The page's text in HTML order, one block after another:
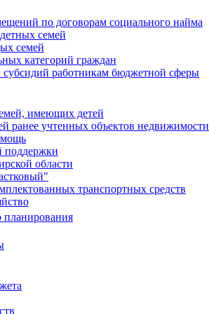
по договорам социального найма
семей
семей
категорий граждан
работникам бюджетной сферы
имеющих детей
ранее учтенных объектов недвижимости
поддержки
области
транспортных средств
планирования